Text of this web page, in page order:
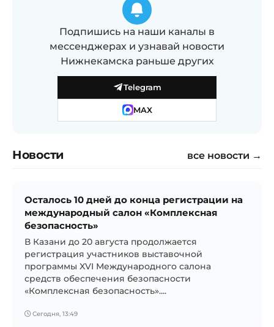
Подпишись на наши каналы в
мессенджерах и узнавай новости
Нижнекамска раньше других
Telegram
MAX
Новости все новости →
Осталось 10 дней до конца регистрации на
международный салон «Комплексная
безопасность»
В Казани до 20 августа продолжается
регистрация участников выставочной
программы XVI Международного салона
средств обеспечения безопасности
«Комплексная безопасность»....
Сегодня, 13:49